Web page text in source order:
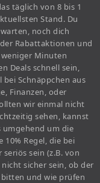
täglich von 8 bis 1
Stand. Du
noch dich
Rabattaktionen und
Minuten
Deals schnell sein,
Schnäppchen aus
Finanzen, oder
wir einmal nicht
sehen, kannst
um die
Regel, die bei
sein (z.B. von
sicher sein, ob der
und wie prüfen